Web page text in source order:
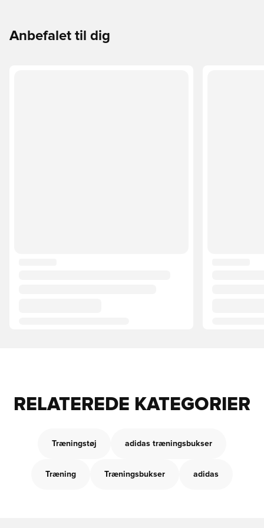
Anbefalet til dig
RELATEREDE KATEGORIER
Træningstøj adidas træningsbukser
Træning Træningsbukser adidas